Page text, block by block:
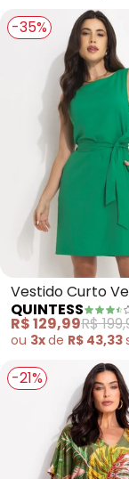
-35%
Vestido Curto
Linho com Faixa
Laterais
QUINTESS
R$ 129,99R$
ou 3xde R$ 43,33
-21%